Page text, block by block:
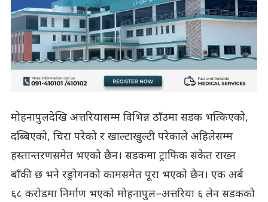
मोहनापुलदेखि अत्तरियासम्म विभिन्न ठाँउमा सडक भत्किएको,
दब्बिएको, चिरा परेको र खाल्टाखुल्टी परेकाले अहिलेसम्म
हस्तान्तरणसमेत भएको छैन। सडकमा ट्राफिक संकेत राख्न
बाँकी छ भने रङ्रोगनको कामसमेत पूरा भएको छैन। एक अर्ब
६८ करोडमा निर्माण भएको मोहनापुल–अत्तरिया ६ लेन सडकको